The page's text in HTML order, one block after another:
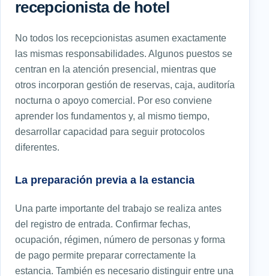
recepcionista de hotel
No todos los recepcionistas asumen exactamente
las mismas responsabilidades. Algunos puestos se
centran en la atención presencial, mientras que
otros incorporan gestión de reservas, caja, auditoría
nocturna o apoyo comercial. Por eso conviene
aprender los fundamentos y, al mismo tiempo,
desarrollar capacidad para seguir protocolos
diferentes.
La preparación previa a la estancia
Una parte importante del trabajo se realiza antes
del registro de entrada. Confirmar fechas,
ocupación, régimen, número de personas y forma
de pago permite preparar correctamente la
estancia. También es necesario distinguir entre una